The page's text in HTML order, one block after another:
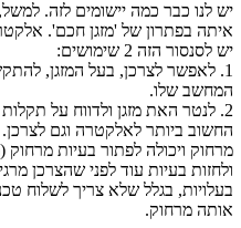
יש לנו כבר כמה יישומים לזה.
איתה בפתרון של 'מזגן חכם'.
יש לסנסור הזה 2 שימושים:
1. לאפשר לצרכן, בעל המזגן,
המחשב שלו.
2. לנטר האת מזגן ולדווח על
החשוב ביותר לאלקטרה וגם
מרחוק ויכולה לפתור בעיות
ולחזות בעיות עוד לפני שהצרכן
בעלויות, בגלל שלא צריך לשלוח
אותה מרחוק.